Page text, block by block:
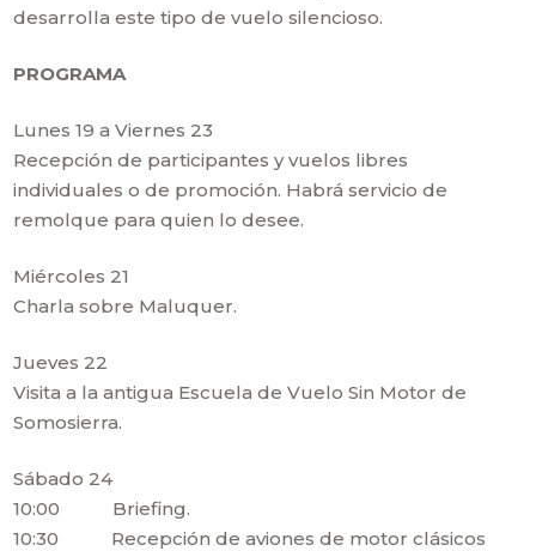
desarrolla este tipo de vuelo silencioso.
PROGRAMA
Lunes 19 a Viernes 23
Recepción de participantes y vuelos libres
individuales o de promoción. Habrá servicio de
remolque para quien lo desee.
Miércoles 21
Charla sobre Maluquer.
Jueves 22
Visita a la antigua Escuela de Vuelo Sin Motor de
Somosierra.
Sábado 24
10:00 Briefing.
10:30 Recepción de aviones de motor clásicos